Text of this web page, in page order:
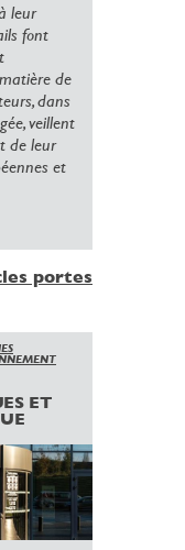
leur
font
de
dans
veillent
de leur
et
portes
ET